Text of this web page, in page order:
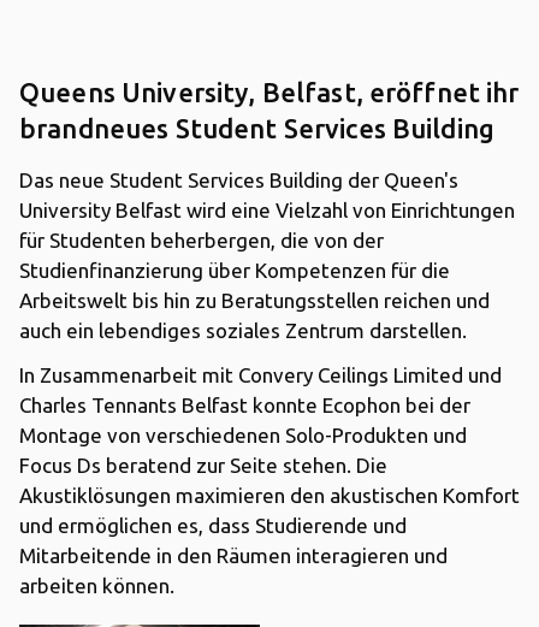
Queens University, Belfast, eröffnet ihr
brandneues Student Services Building
Das neue Student Services Building der Queen's
University Belfast wird eine Vielzahl von Einrichtungen
für Studenten beherbergen, die von der
Studienfinanzierung über Kompetenzen für die
Arbeitswelt bis hin zu Beratungsstellen reichen und
auch ein lebendiges soziales Zentrum darstellen.
In Zusammenarbeit mit Convery Ceilings Limited und
Charles Tennants Belfast konnte Ecophon bei der
Montage von verschiedenen Solo-Produkten und
Focus Ds beratend zur Seite stehen. Die
Akustiklösungen maximieren den akustischen Komfort
und ermöglichen es, dass Studierende und
Mitarbeitende in den Räumen interagieren und
arbeiten können.